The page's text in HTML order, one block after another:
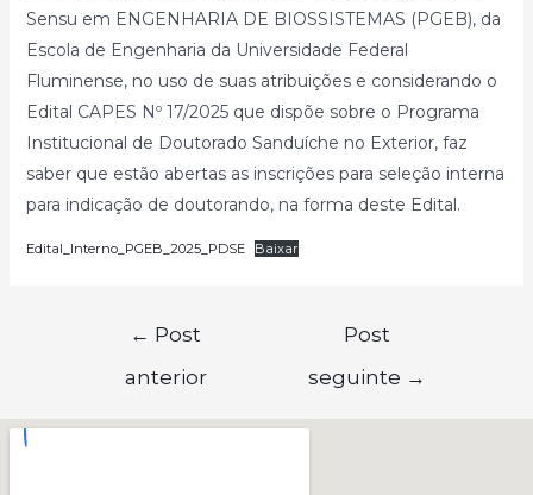
Sensu em ENGENHARIA DE BIOSSISTEMAS (PGEB), da
Escola de Engenharia da Universidade Federal
Fluminense, no uso de suas atribuições e considerando o
Edital CAPES Nº 17/2025 que dispõe sobre o Programa
Institucional de Doutorado Sanduíche no Exterior, faz
saber que estão abertas as inscrições para seleção interna
para indicação de doutorando, na forma deste Edital.
Edital_Interno_PGEB_2025_PDSE Baixar
← Post
anterior
Post
seguinte →